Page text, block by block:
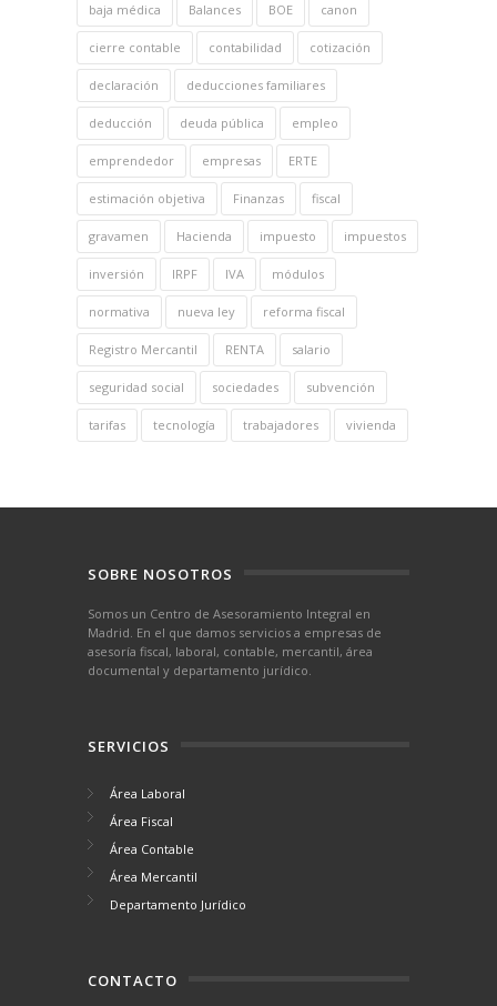
baja médica Balances BOE canon
cierre contable contabilidad cotización
declaración deducciones familiares
deducción deuda pública empleo
emprendedor empresas ERTE
estimación objetiva Finanzas fiscal
gravamen Hacienda impuesto impuestos
inversión IRPF IVA módulos
normativa nueva ley reforma fiscal
Registro Mercantil RENTA salario
seguridad social sociedades subvención
tarifas tecnología trabajadores vivienda
SOBRE NOSOTROS
Somos un Centro de Asesoramiento Integral en
Madrid. En el que damos servicios a empresas de
asesoría fiscal, laboral, contable, mercantil, área
documental y departamento jurídico.
SERVICIOS
Área Laboral
Área Fiscal
Área Contable
Área Mercantil
Departamento Jurídico
CONTACTO